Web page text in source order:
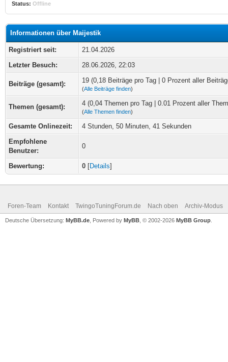
Status: Offline
Informationen über Maijestik
Registriert seit:
21.04.2026
Letzter Besuch:
28.06.2026, 22:03
Beiträge (gesamt): 19 (0,18 Beiträge pro Tag | 0 Prozent aller
(Alle Beiträge finden)
Themen (gesamt): 4 (0,04 Themen pro Tag | 0.01 Prozent aller
(Alle Themen finden)
Gesamte Onlinezeit:
4 Stunden, 50 Minuten, 41 Sekunden
Empfohlene
Benutzer:
0
Bewertung: 0 [Details]
Foren-Team Kontakt TwingoTuningForum.de Nach oben Archiv-Modus
Deutsche Übersetzung: MyBB.de , Powered by MyBB , © 2002-2026 MyBB Group